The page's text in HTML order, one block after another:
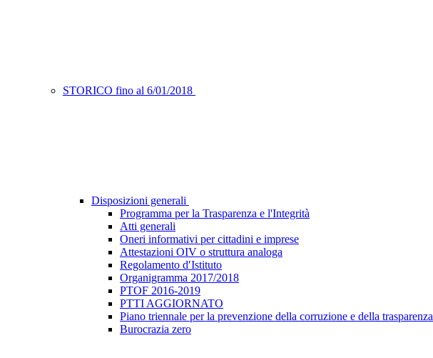
STORICO fino al 6/01/2018
Disposizioni generali
Programma per la Trasparenza e l'Integrità
Atti generali
Oneri informativi per cittadini e imprese
Attestazioni OIV o struttura analoga
Regolamento d′Istituto
Organigramma 2017/2018
PTOF 2016-2019
PTTI AGGIORNATO
Piano triennale per la prevenzione della corruzione e della trasparenza
Burocrazia zero